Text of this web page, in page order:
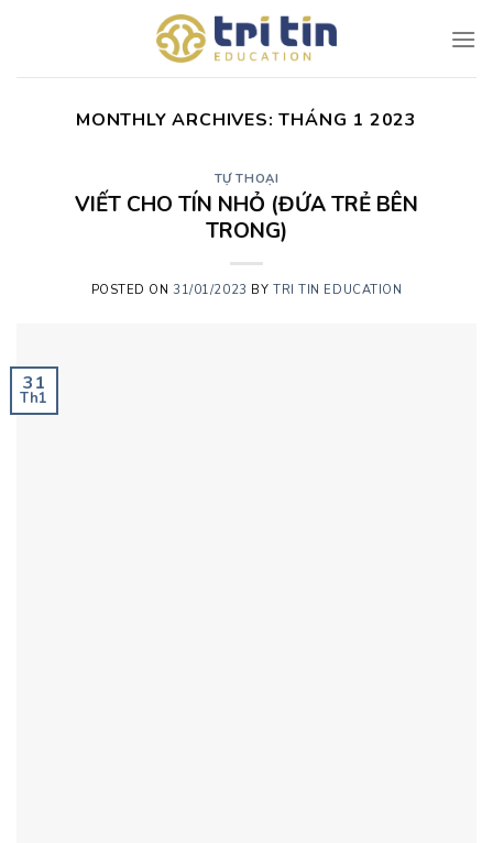
MONTHLY ARCHIVES:THÁNG 1 2023
TỰ THOẠI
VIẾT CHO TÍN NHỎ (ĐỨA TRẺ BÊN
TRONG)
POSTED ON31/01/2023 BY TRI TIN EDUCATION
31
Th1